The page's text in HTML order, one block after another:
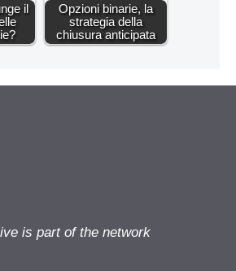
il
Opzioni binarie, la
strategia della
chiusura anticipata
is part of the network